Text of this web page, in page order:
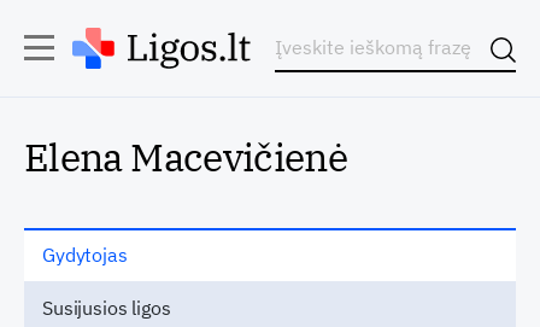
Elena Macevičienė
Gydytojas
Susijusios ligos